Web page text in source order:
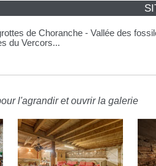
de Choranche - Vallée des
du Vercors...
l'agrandir et ouvrir la galerie